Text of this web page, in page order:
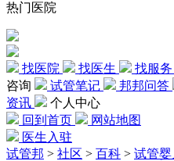
热门医院
找医院 找医生 找服务
咨询
试管笔记 邦邦问答
资讯
个人中心
回到首页
网站地图
医生入驻
试管邦 > 社区 > 百科 > 试管婴